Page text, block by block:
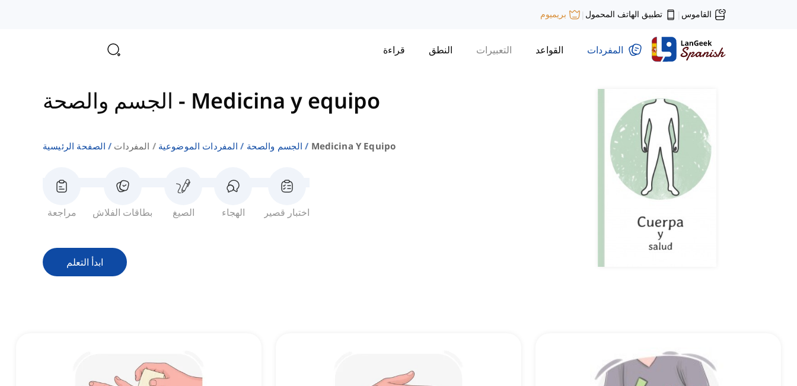
القاموس | تطبيق الهاتف المحمول | بريميوم
المفردات القواعد التعبيرات النطق قراءة
الجسم والصحة - Medicina y equipo
الصفحة الرئيسية المفردات المفردات الموضوعية الجسم والصحة Medicina Y Equipo
مراجعة بطاقات الفلاش الصيغ الهجاء اختبار قصير
ابدأ التعلم